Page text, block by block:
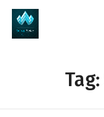
Tag: